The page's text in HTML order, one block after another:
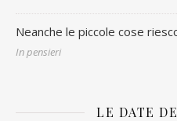
Neanche le piccole cose
In pensieri
LE DATE